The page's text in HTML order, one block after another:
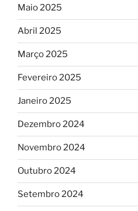
Maio 2025
Abril 2025
Março 2025
Fevereiro 2025
Janeiro 2025
Dezembro 2024
Novembro 2024
Outubro 2024
Setembro 2024